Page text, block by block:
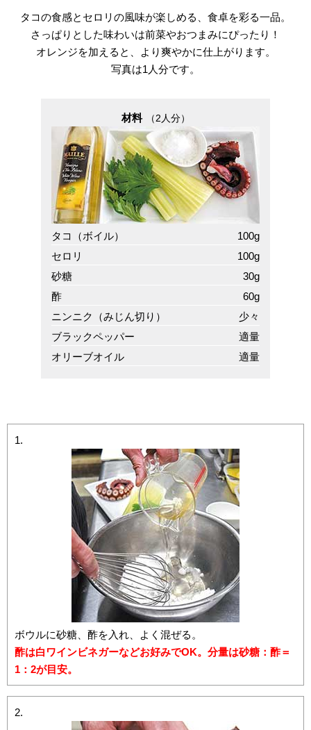
タコの食感とセロリの風味が楽しめる、食卓を彩る一品。
さっぱりとした味わいは前菜やおつまみにぴったり！
オレンジを加えると、より爽やかに仕上がります。
写真は1人分です。
材料 （2人分）
タコ（ボイル）
100g
セロリ
100g
砂糖
30g
酢
60g
ニンニク（みじん切り）
少々
ブラックペッパー
適量
オリーブオイル
適量
ボウルに砂糖、酢を入れ、よく混ぜる。
酢は白ワインビネガーなどお好みでOK。分量は砂糖：酢＝
1：2が目安。